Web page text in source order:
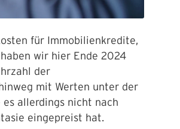
für Immobilienkredite,
wir hier Ende 2024
der
mit Werten unter der
allerdings nicht nach
eingepreist hat.